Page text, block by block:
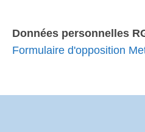
Données personnelles
Formulaire d'opposition